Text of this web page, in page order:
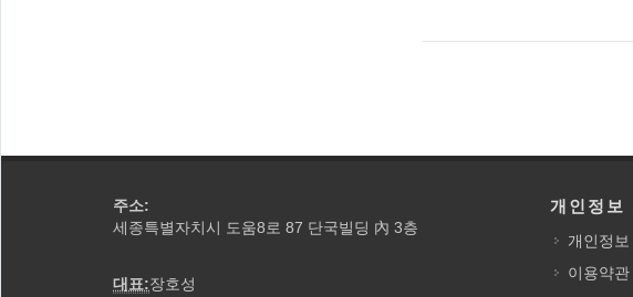
주소:
세종특별자치시 도움8로 87 단국빌딩 內 3층
대표:장호성
개인정보
개인정
이용약관